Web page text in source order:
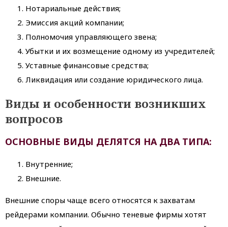
Нотариальные действия;
Эмиссия акций компании;
Полномочия управляющего звена;
Убытки и их возмещение одному из учредителей;
Уставные финансовые средства;
Ликвидация или создание юридического лица.
Виды и особенности возникших
вопросов
ОСНОВНЫЕ ВИДЫ ДЕЛЯТСЯ НА ДВА ТИПА:
Внутренние;
Внешние.
Внешние споры чаще всего относятся к захватам
рейдерами компании. Обычно теневые фирмы хотят